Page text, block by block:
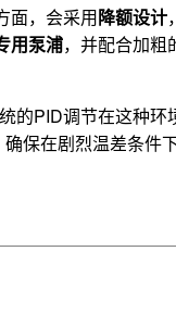
面，会采用降额设计
用泵浦，并配合加粗
的PID调节在这种环
保在剧烈温差条件